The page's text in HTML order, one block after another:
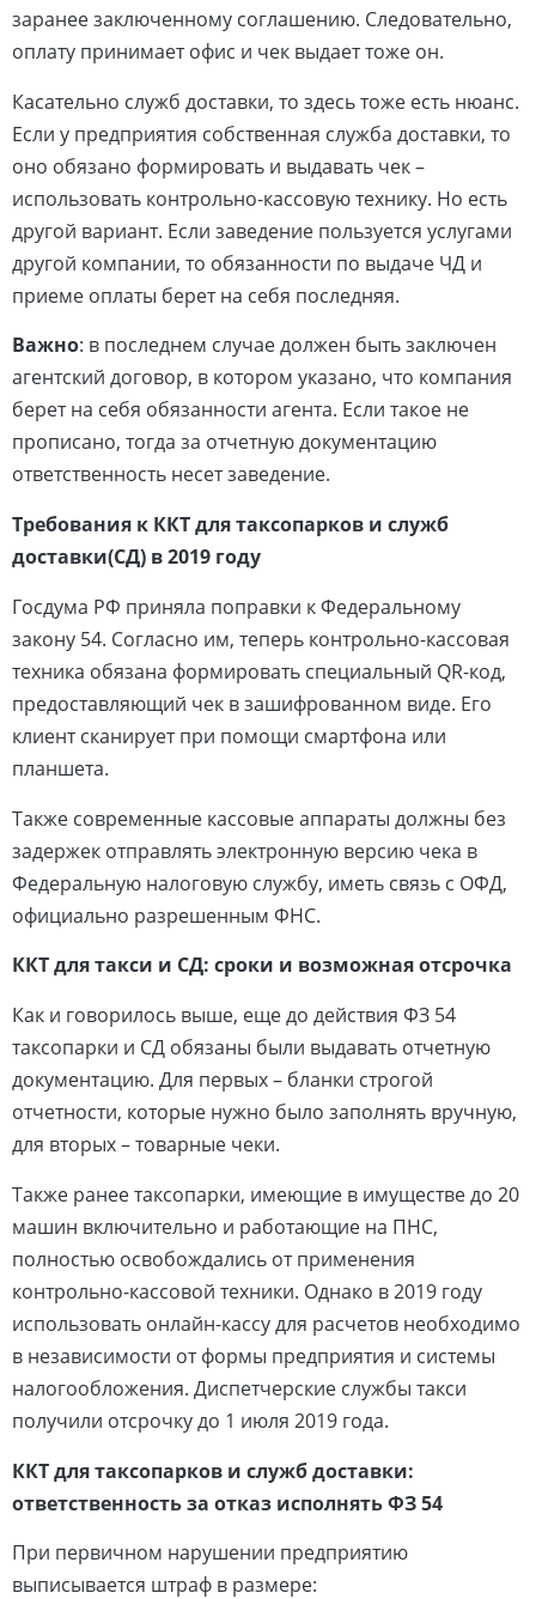
заранее заключенному соглашению. Следовательно,
оплату принимает офис и чек выдает тоже он.
Касательно служб доставки, то здесь тоже есть нюанс.
Если у предприятия собственная служба доставки, то
оно обязано формировать и выдавать чек –
использовать контрольно-кассовую технику. Но есть
другой вариант. Если заведение пользуется услугами
другой компании, то обязанности по выдаче ЧД и
приеме оплаты берет на себя последняя.
Важно: в последнем случае должен быть заключен
агентский договор, в котором указано, что компания
берет на себя обязанности агента. Если такое не
прописано, тогда за отчетную документацию
ответственность несет заведение.
Требования к ККТ для таксопарков и служб
доставки(СД) в 2019 году
Госдума РФ приняла поправки к Федеральному
закону 54. Согласно им, теперь контрольно-кассовая
техника обязана формировать специальный QR-код,
предоставляющий чек в зашифрованном виде. Его
клиент сканирует при помощи смартфона или
планшета.
Также современные кассовые аппараты должны без
задержек отправлять электронную версию чека в
Федеральную налоговую службу, иметь связь с ОФД,
официально разрешенным ФНС.
ККТ для такси и СД: сроки и возможная отсрочка
Как и говорилось выше, еще до действия ФЗ 54
таксопарки и СД обязаны были выдавать отчетную
документацию. Для первых – бланки строгой
отчетности, которые нужно было заполнять вручную,
для вторых – товарные чеки.
Также ранее таксопарки, имеющие в имуществе до 20
машин включительно и работающие на ПНС,
полностью освобождались от применения
контрольно-кассовой техники. Однако в 2019 году
использовать онлайн-кассу для расчетов необходимо
в независимости от формы предприятия и системы
налогообложения. Диспетчерские службы такси
получили отсрочку до 1 июля 2019 года.
ККТ для таксопарков и служб доставки:
ответственность за отказ исполнять ФЗ 54
При первичном нарушении предприятию
выписывается штраф в размере: